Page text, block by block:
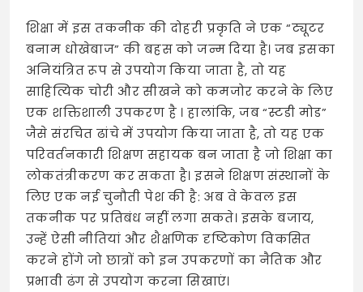
शिक्षा में इस तकनीक की दोहरी प्रकृति ने एक “ट्यूटर
बनाम धोखेबाज” की बहस को जन्म दिया है। जब इसका
अनियंत्रित रूप से उपयोग किया जाता है, तो यह
साहित्यिक चोरी और सीखने को कमजोर करने के लिए
एक शक्तिशाली उपकरण है । हालांकि, जब “स्टडी मोड”
जैसे संरचित ढांचे में उपयोग किया जाता है, तो यह एक
परिवर्तनकारी शिक्षण सहायक बन जाता है जो शिक्षा का
लोकतंत्रीकरण कर सकता है। इसने शिक्षण संस्थानों के
लिए एक नई चुनौती पेश की है: अब वे केवल इस
तकनीक पर प्रतिबंध नहीं लगा सकते। इसके बजाय,
उन्हें ऐसी नीतियां और शैक्षणिक दृष्टिकोण विकसित
करने होंगे जो छात्रों को इन उपकरणों का नैतिक और
प्रभावी ढंग से उपयोग करना सिखाएं।